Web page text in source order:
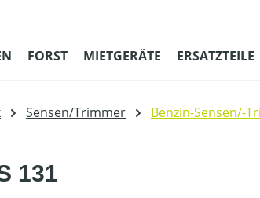
FORST MIETGERÄTE ERSATZTEILE
Sensen/Trimmer Benzin-Sensen/-
131